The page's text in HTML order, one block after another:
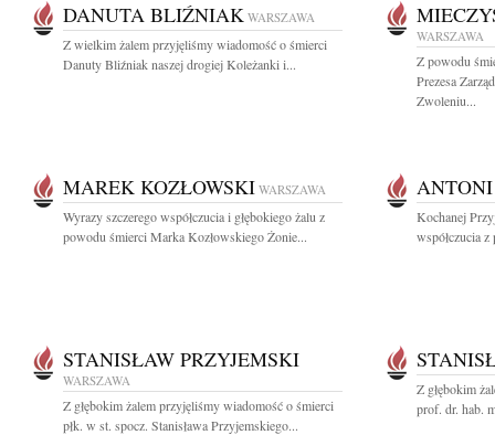
DANUTA BLIŹNIAK WARSZAWA
Z wielkim żalem przyjęliśmy wiadomość o śmierci
Danuty Bliźniak naszej drogiej Koleżanki i...
WARSZAWA
Z powodu
Prezesa
Zwoleniu...
MAREK KOZŁOWSKI WARSZAWA
Wyrazy szczerego współczucia i głębokiego żalu z
powodu śmierci Marka Kozłowskiego Żonie...
Kochanej
współczucia
STANISŁAW PRZYJEMSKI
WARSZAWA
Z głębokim żalem przyjęliśmy wiadomość o śmierci
płk. w st. spocz. Stanisława Przyjemskiego...
Z głębokim
prof. dr. hab.